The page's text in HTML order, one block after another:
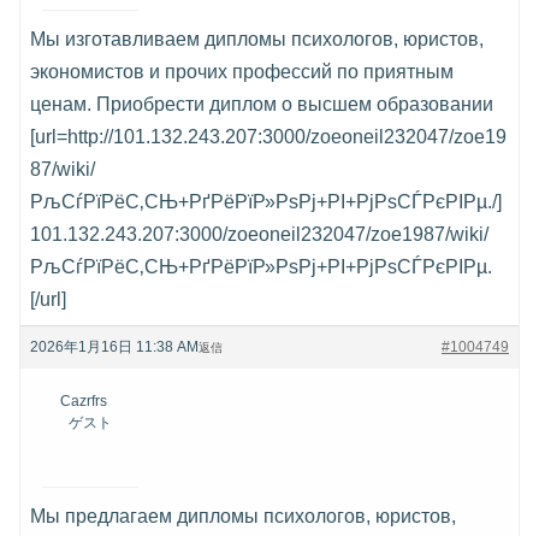
Мы изготавливаем дипломы психологов, юристов,
экономистов и прочих профессий по приятным
ценам. Приобрести диплом о высшем образовании
[url=http://101.132.243.207:3000/zoeoneil232047/zoe19
87/wiki/
РљСѓРїРёС‚СЊ+РґРёРїР»РѕРј+РІ+РјРѕСЃРєРІРµ./]
101.132.243.207:3000/zoeoneil232047/zoe1987/wiki/
РљСѓРїРёС‚СЊ+РґРёРїР»РѕРј+РІ+РјРѕСЃРєРІРµ.
[/url]
2026年1月16日 11:38 AM #1004749
返信
Cazrfrs
ゲスト
Мы предлагаем дипломы психологов, юристов,